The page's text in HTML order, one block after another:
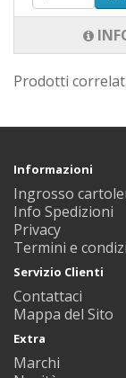
Prodotti
Informazioni
Ingrosso
Info Spedizioni
Privacy
Termini e
Servizio Clienti
Contattaci
Mappa del Sito
Extra
Marchi